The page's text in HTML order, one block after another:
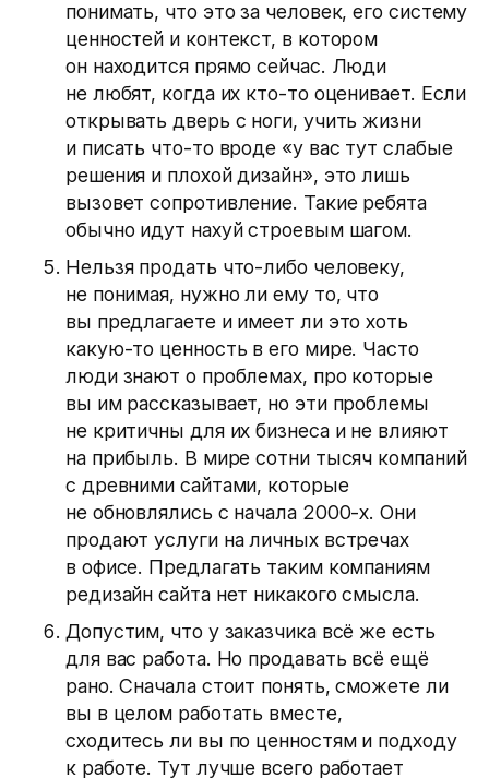
понимать, что это за человек, его систему
ценностей и контекст, в котором
он находится прямо сейчас. Люди
не любят, когда их кто-то оценивает. Если
открывать дверь с ноги, учить жизни
и писать что-то вроде «у вас тут слабые
решения и плохой дизайн», это лишь
вызовет сопротивление. Такие ребята
обычно идут нахуй строевым шагом.
Нельзя продать что-либо человеку,
не понимая, нужно ли ему то, что
вы предлагаете и имеет ли это хоть
какую-то ценность в его мире. Часто
люди знают о проблемах, про которые
вы им рассказывает, но эти проблемы
не критичны для их бизнеса и не влияют
на прибыль. В мире сотни тысяч компаний
с древними сайтами, которые
не обновлялись с начала 2000-х. Они
продают услуги на личных встречах
в офисе. Предлагать таким компаниям
редизайн сайта нет никакого смысла.
Допустим, что у заказчика всё же есть
для вас работа. Но продавать всё ещё
рано. Сначала стоит понять, сможете ли
вы в целом работать вместе,
сходитесь ли вы по ценностям и подходу
к работе. Тут лучше всего работает